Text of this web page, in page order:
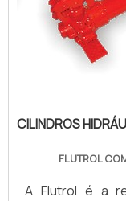
CILINDROS
FLUTROL
A Flutrol é a